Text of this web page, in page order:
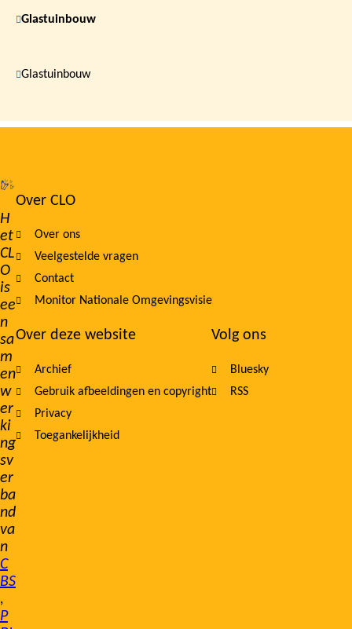
Glastuinbouw
Glastuinbouw
H
et
CL
O
is
ee
n
sa
m
en
w
er
ki
ng
sv
er
ba
nd
va
n
C
BS
,
P
Footer
navigation
Over CLO
Over ons
Veelgestelde vragen
Contact
Monitor Nationale Omgevingsvisie
Over deze website
Archief
Gebruik afbeeldingen en copyright
Privacy
Toegankelijkheid
Volg ons
Bluesky
RSS